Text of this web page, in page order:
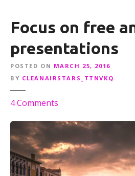
Focus on free
presentations
POSTED ON MARCH 25, 2016
BY CLEANAIRSTARS_TTNVKQ
4Comments
F
o
c
u